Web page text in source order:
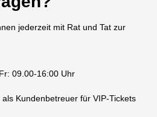
jederzeit mit Rat und Tat zur
09.00-16:00 Uhr
Kundenbetreuer für VIP-Tickets